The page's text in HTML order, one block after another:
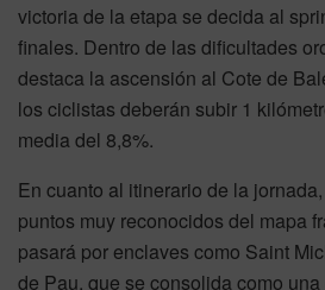
victoria de la etapa se decida al
finales. Dentro de las dificultades
destaca la ascensión al Cote de
los ciclistas deberán subir 1
media del 8,8%.
En cuanto al itinerario de la
puntos muy reconocidos del mapa
pasará por enclaves como Saint
de Pau, que se consolida como